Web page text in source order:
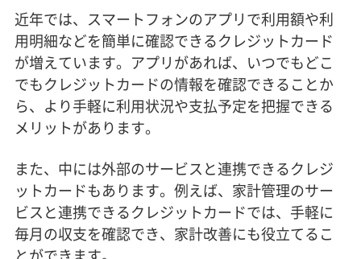
近年では、スマートフォンのアプリで利用額や利
用明細などを簡単に確認できるクレジットカード
が増えています。アプリがあれば、いつでもどこ
でもクレジットカードの情報を確認できることか
ら、より手軽に利用状況や支払予定を把握できる
メリットがあります。
また、中には外部のサービスと連携できるクレジ
ットカードもあります。例えば、家計管理のサー
ビスと連携できるクレジットカードでは、手軽に
毎月の収支を確認でき、家計改善にも役立てるこ